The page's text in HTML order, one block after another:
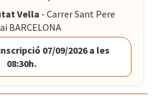
Vella - Carrer Sant Pere
BARCELONA
07/09/2026 a les
08:30h.